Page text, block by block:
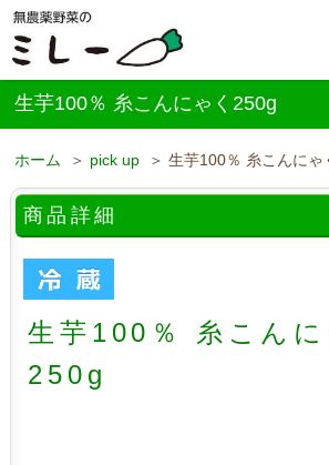
生芋100％ 糸こんにゃく250g
ホーム ＞ pick up ＞ 生芋100％ 糸こんにゃ
商品詳細
生芋100％ 糸こんに
250g